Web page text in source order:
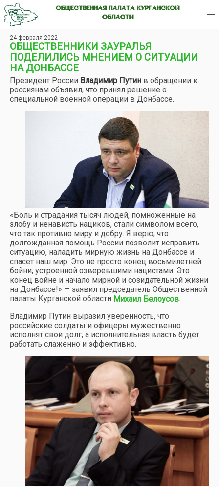
ОБЩЕСТВЕННАЯ ПАЛАТА КУРГАНСКОЙ
ОБЛАСТИ
24 февраля 2022
ОБЩЕСТВЕННИКИ ЗАУРАЛЬЯ
ПОДЕЛИЛИСЬ МНЕНИЕМ О СИТУАЦИИ
НА ДОНБАССЕ
Президент России Владимир Путин в обращении к
россиянам объявил, что принял решение о
специальной военной операции в Донбассе.
«Боль и страдания тысяч людей, помноженные на
злобу и ненависть нациков, стали символом всего,
что так противно миру и добру. Я верю, что
долгожданная помощь России позволит исправить
ситуацию, наладить мирную жизнь на Донбассе и
спасет наш мир. Это не просто конец восьмилетней
бойни, устроенной озверевшими нацистами. Это
конец войне и начало мирной и созидательной жизни
на Донбассе!» — заявил председатель Общественной
палаты Курганской области Михаил Белоусов.
Владимир Путин выразил уверенность, что
российские солдаты и офицеры мужественно
исполнят свой долг, а исполнительная власть будет
работать слаженно и эффективно.